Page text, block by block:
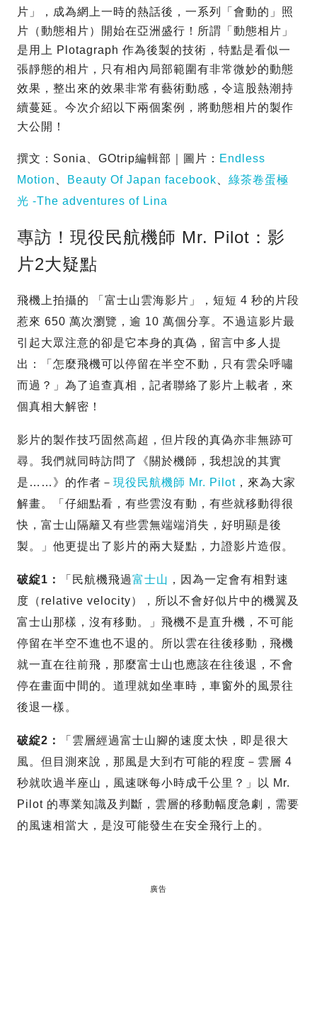
片」，成為網上一時的熱話後，一系列「會動的」照
片（動態相片）開始在亞洲盛行！所謂「動態相片」
是用上 Plotagraph 作為後製的技術，特點是看似一
張靜態的相片，只有相內局部範圍有非常微妙的動態
效果，整出來的效果非常有藝術動感，令這股熱潮持
續蔓延。今次介紹以下兩個案例，將動態相片的製作
大公開！
撰文：Sonia、GOtrip編輯部｜圖片： Endless
Motion
Beauty Of Japan facebook
綠茶卷蛋極
光 -The adventures of Lina
專訪！現役民航機師 Mr. Pilot：影
片2大疑點
飛機上拍攝的 「富士山雲海影片」，短短 4 秒的片段
惹來 650 萬次瀏覽，逾 10 萬個分享。不過這影片最
引起大眾注意的卻是它本身的真偽，留言中多人提
出：「怎麼飛機可以停留在半空不動，只有雲朵呼嘯
而過？」為了追查真相，記者聯絡了影片上載者，來
個真相大解密！
影片的製作技巧固然高超，但片段的真偽亦非無跡可
尋。我們就同時訪問了《關於機師，我想說的其實
是……》的作者－ 現役民航機師 Mr. Pilot ，來為大家
解畫。「仔細點看，有些雲沒有動，有些就移動得很
快，富士山隔籬又有些雲無端端消失，好明顯是後
製。」他更提出了影片的兩大疑點，力證影片造假。
破綻1： 「民航機飛過富士山 ，因為一定會有相對速
度（relative velocity），所以不會好似片中的機翼及
富士山那樣，沒有移動。」飛機不是直升機，不可能
停留在半空不進也不退的。所以雲在往後移動，飛機
就一直在往前飛，那麼富士山也應該在往後退，不會
停在畫面中間的。道理就如坐車時，車窗外的風景往
後退一樣。
破綻2：
「雲層經過富士山腳的速度太快，即是很大
風。但目測來說，那風是大到冇可能的程度－雲層 4
秒就吹過半座山，風速咪每小時成千公里？」以 Mr.
Pilot 的專業知識及判斷，雲層的移動幅度急劇，需要
的風速相當大，是沒可能發生在安全飛行上的。
廣告